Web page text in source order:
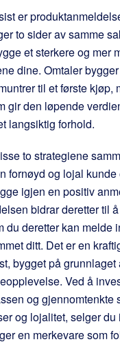
er
to sider av samme
et sterkere og mer
dine. Omtaler
til et første kjøp,
gir den løpende
langsiktig forhold.
to strategiene
fornøyd og lojal kunde
igjen en positiv
bidrar deretter til
du deretter kan melde
ditt. Det er en
bygget på grunnlaget
Ved å
og gjennomtenkte
og lojalitet, selger du
en merkevare som